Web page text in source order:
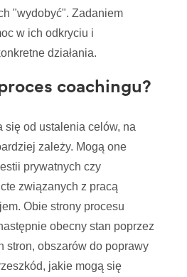
"wydobyć". Zadaniem
w ich odkryciu i
działania.
coachingu?
się od ustalenia celów, na
zależy. Mogą one
prywatnych czy
związanych z pracą
Obie strony procesu
obecny stan poprzez
stron, obszarów do poprawy
jakie mogą się